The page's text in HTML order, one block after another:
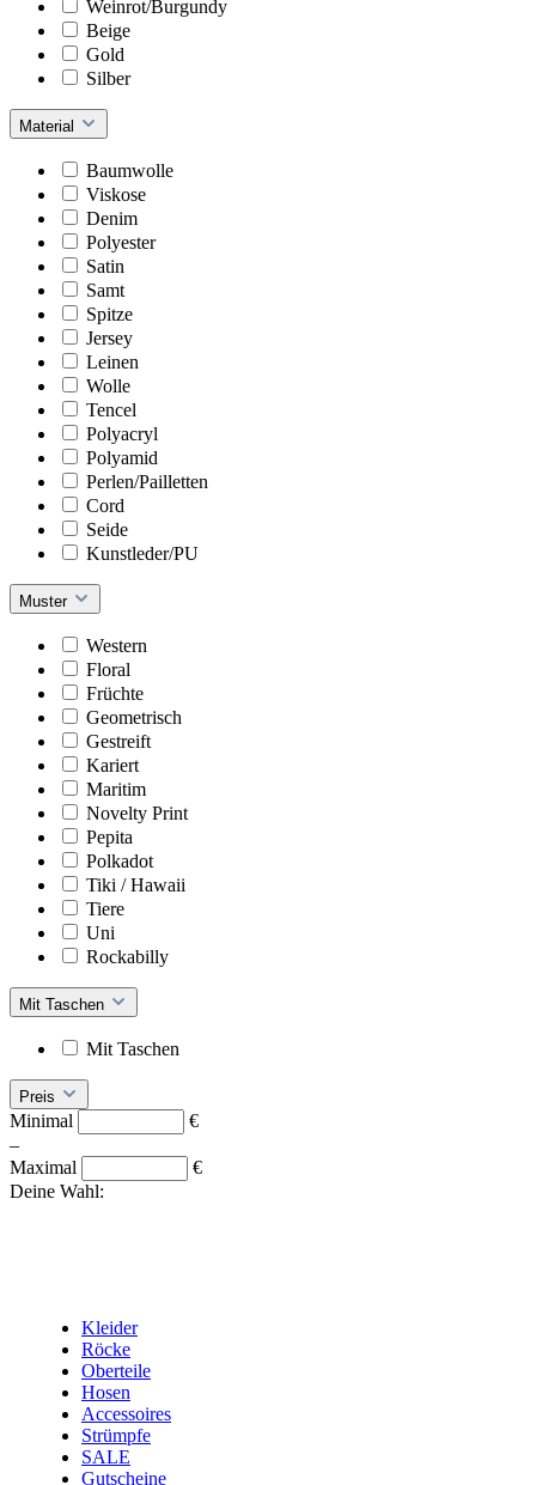
Weinrot/Burgundy
Beige
Gold
Silber
Material
Baumwolle
Viskose
Denim
Polyester
Satin
Samt
Spitze
Jersey
Leinen
Wolle
Tencel
Polyacryl
Polyamid
Perlen/Pailletten
Cord
Seide
Kunstleder/PU
Muster
Western
Floral
Früchte
Geometrisch
Gestreift
Kariert
Maritim
Novelty Print
Pepita
Polkadot
Tiki / Hawaii
Tiere
Uni
Rockabilly
Mit Taschen
Mit Taschen
Preis
Minimal
€
–
Maximal
€
Deine Wahl:
Kleider
Röcke
Oberteile
Hosen
Accessoires
Strümpfe
SALE
Gutscheine